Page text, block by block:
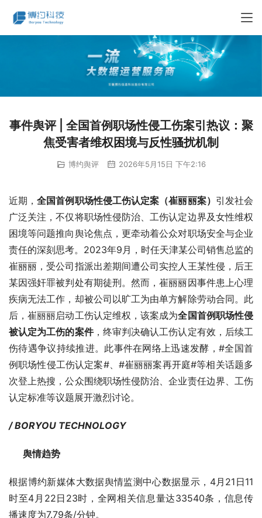
事件舆评 | 全国首例职场性侵工伤案引热议：聚
焦受害者维权困境与反性骚扰机制
博约舆评 2026年5月15日 下午2:16
近期，全国首例职场性侵工伤认定案（崔丽丽案） 引发社会
广泛关注，不仅将职场性侵防治、工伤认定边界及女性维权
困境等问题推向舆论焦点，更牵动着公众对职场安全与企业
责任的深刻思考。2023年9月，时任天津某公司销售总监的
崔丽丽，受公司指派出差期间遭公司实控人王某性侵，后王
某因强奸罪被判处有期徒刑。然而，崔丽丽因事件患上心理
疾病无法工作，却被公司以旷工为由单方解除劳动合同。此
后，崔丽丽启动工伤认定维权，该案成为全国首例职场性侵
被认定为工伤的案件，终审判决确认工伤认定有效，后续工
伤待遇争议持续推进。此事件在网络上迅速发酵，#全国首
例职场性侵工伤认定案#、#崔丽丽案再开庭#等相关话题多
次登上热搜，公众围绕职场性侵防治、企业责任边界、工伤
认定标准等议题展开激烈讨论。
/ BORYOU TECHNOLOGY
舆情趋势
根据博约新媒体大数据舆情监测中心数据显示，4月21日11
时至4月22日23时，全网相关信息量达33540条，信息传
播速度为7.79条/分钟。